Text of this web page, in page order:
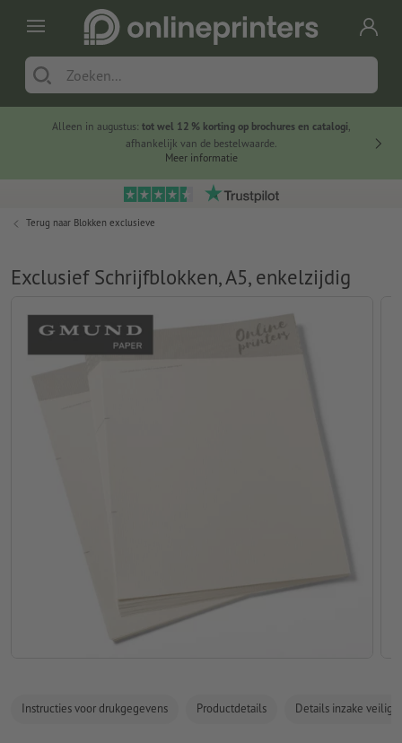
Alleen in augustus: tot wel 12 % korting op brochures en catalogi,
afhankelijk van de bestelwaarde.
Meer informatie
Terug naar Blokken exclusieve
Exclusief Schrijfblokken, A5, enkelzijdig
Instructies voor drukgegevens Productdetails Details inzake